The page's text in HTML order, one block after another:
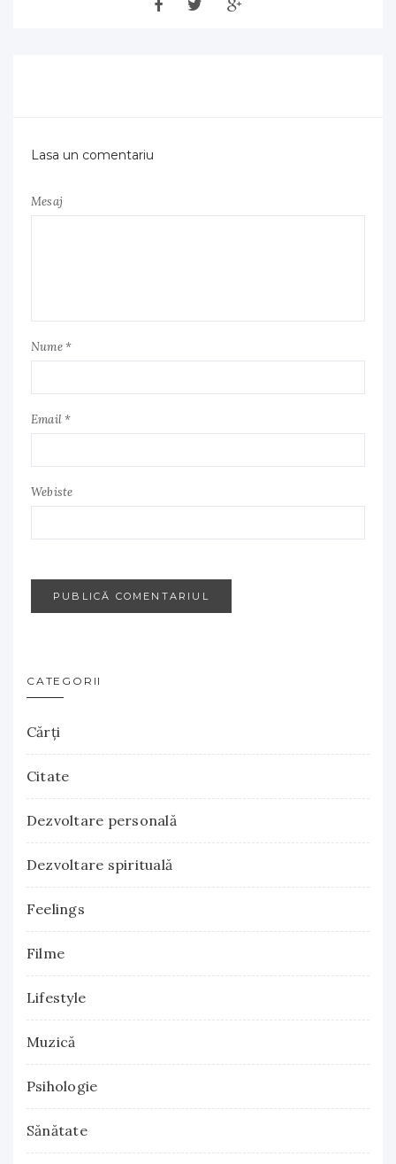
Lasa un comentariu
Mesaj
Nume *
Email *
Webiste
CATEGORII
Cărţi
Citate
Dezvoltare personală
Dezvoltare spirituală
Feelings
Filme
Lifestyle
Muzică
Psihologie
Sănătate